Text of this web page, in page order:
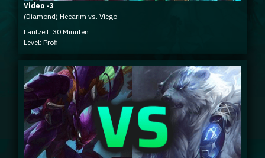
Video -3
(Diamond) Hecarim vs. Viego
Laufzeit: 30 Minuten
Level: Profi